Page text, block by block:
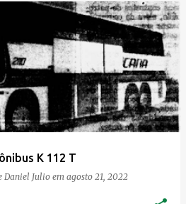
K 112 T
Daniel Julio em agosto 21, 2022